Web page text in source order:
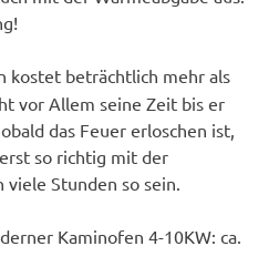
kostet beträchtlich mehr als
vor Allem seine Zeit bis er
das Feuer erloschen ist,
so richtig mit der
viele Stunden so sein.
Kaminofen 4-10KW: ca.